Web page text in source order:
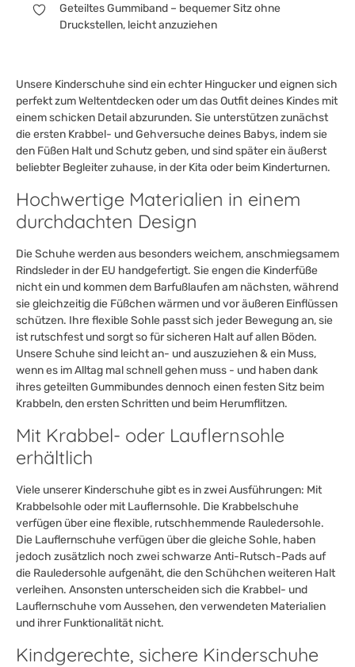
Geteiltes Gummiband – bequemer Sitz ohne
Druckstellen, leicht anzuziehen
Unsere Kinderschuhe sind ein echter Hingucker und eignen sich
perfekt zum Weltentdecken oder um das Outfit deines Kindes mit
einem schicken Detail abzurunden. Sie unterstützen zunächst
die ersten Krabbel- und Gehversuche deines Babys, indem sie
den Füßen Halt und Schutz geben, und sind später ein äußerst
beliebter Begleiter zuhause, in der Kita oder beim Kinderturnen.
Hochwertige Materialien in einem
durchdachten Design
Die Schuhe werden aus besonders weichem, anschmiegsamem
Rindsleder in der EU handgefertigt. Sie engen die Kinderfüße
nicht ein und kommen dem Barfußlaufen am nächsten, während
sie gleichzeitig die Füßchen wärmen und vor äußeren Einflüssen
schützen. Ihre flexible Sohle passt sich jeder Bewegung an, sie
ist rutschfest und sorgt so für sicheren Halt auf allen Böden.
Unsere Schuhe sind leicht an- und auszuziehen & ein Muss,
wenn es im Alltag mal schnell gehen muss - und haben dank
ihres geteilten Gummibundes dennoch einen festen Sitz beim
Krabbeln, den ersten Schritten und beim Herumflitzen.
Mit Krabbel- oder Lauflernsohle
erhältlich
Viele unserer Kinderschuhe gibt es in zwei Ausführungen: Mit
Krabbelsohle oder mit Lauflernsohle. Die Krabbelschuhe
verfügen über eine flexible, rutschhemmende Rauledersohle.
Die Lauflernschuhe verfügen über die gleiche Sohle, haben
jedoch zusätzlich noch zwei schwarze Anti-Rutsch-Pads auf
die Rauledersohle aufgenäht, die den Schühchen weiteren Halt
verleihen. Ansonsten unterscheiden sich die Krabbel- und
Lauflernschuhe vom Aussehen, den verwendeten Materialien
und ihrer Funktionalität nicht.
Kindgerechte, sichere Kinderschuhe